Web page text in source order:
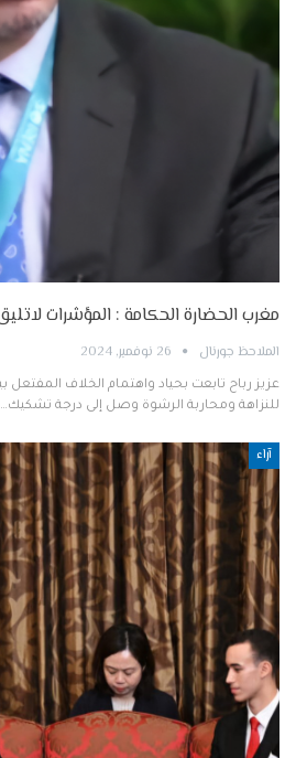
مغرب الحضارة الحكامة : المؤشرات
الملاحظ جورنال 26 نوفمبر, 2024
عزيز رباح تابعت بحياد واهتمام الخلاف المفتعل
للنزاهة ومحاربة الرشوة وصل إلى درجة تشكيك…
آراء